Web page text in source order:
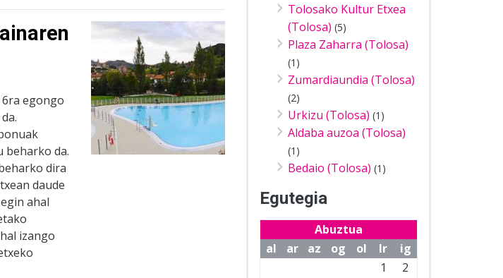
egongo
beharko da.
dira
daude
ahal
izango
Tolosako Kultur Etxea
(Tolosa) (5)
Plaza Zaharra (Tolosa)
(1)
Zumardiaundia (Tolosa)
(2)
Urkizu (Tolosa) (1)
Aldaba auzoa (Tolosa)
(1)
Bedaio (Tolosa) (1)
Egutegia
Abuztua
al
ar az og ol lr
ig
1
2